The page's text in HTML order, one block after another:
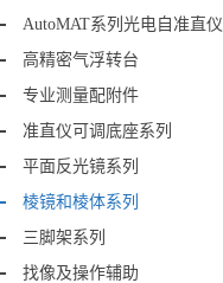
AutoMAT系列光电自准直仪
高精密气浮转台
专业测量配附件
准直仪可调底座系列
平面反光镜系列
棱镜和棱体系列
三脚架系列
找像及操作辅助